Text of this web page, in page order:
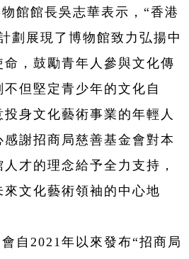
館館長吳志華表示，“香港
劃展現了博物館致力弘揚中
，鼓勵青年人參與文化傳
但堅定青少年的文化自
身文化藝術事業的年輕人
謝招商局慈善基金會對本
才的理念給予全力支持，
文化藝術領袖的中心地
自2021年以來發布“招商局